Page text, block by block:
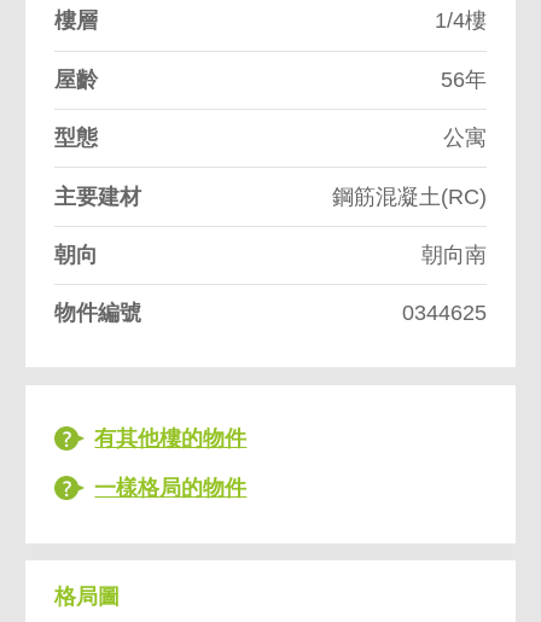
樓層 1/4樓
屋齡 56年
型態 公寓
主要建材 鋼筋混凝土(RC)
朝向 朝向南
物件編號 0344625
有其他樓的物件
一樣格局的物件
格局圖